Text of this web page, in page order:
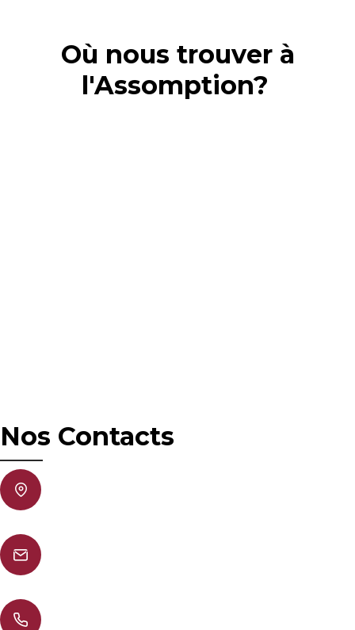
Où nous trouver à
l'Assomption?
Nos Contacts